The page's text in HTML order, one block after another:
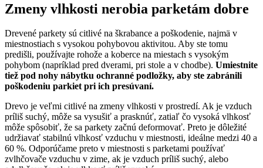
Zmeny vlhkosti nerobia parketám dobre
Drevené parkety sú citlivé na škrabance a poškodenie, najmä v
miestnostiach s vysokou pohybovou aktivitou. Aby ste tomu
predišli, používajte rohože a koberce na miestach s vysokým
pohybom (napríklad pred dverami, pri stole a v chodbe). Umiestnite
tiež pod nohy nábytku ochranné podložky, aby ste zabránili
poškodeniu parkiet pri ich presúvaní.
Drevo je veľmi citlivé na zmeny vlhkosti v prostredí. Ak je vzduch
príliš suchý, môže sa vysušiť a prasknúť, zatiaľ čo vysoká vlhkosť
môže spôsobiť, že sa parkety začnú deformovať. Preto je dôležité
udržiavať stabilnú vlhkosť vzduchu v miestnosti, ideálne medzi 40 a
60 %. Odporúčame preto v miestnosti s parketami používať
zvlhčovače vzduchu v zime, ak je vzduch príliš suchý, alebo